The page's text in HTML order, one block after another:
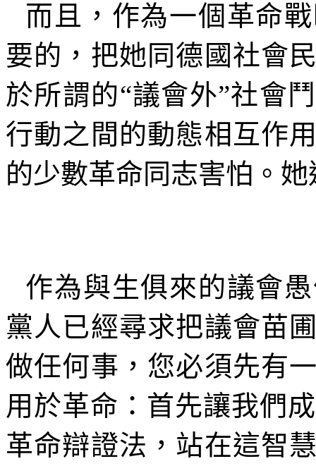
而且，作為一個革命
要的，把她同德國社會
於所謂的“議會外”社會
行動之間的動態相互作
的少數革命同志害怕。
作為與生俱來的議會
黨人已經尋求把議會苗
做任何事，您必須先有
用於革命：首先讓我們
革命辯證法，站在這智